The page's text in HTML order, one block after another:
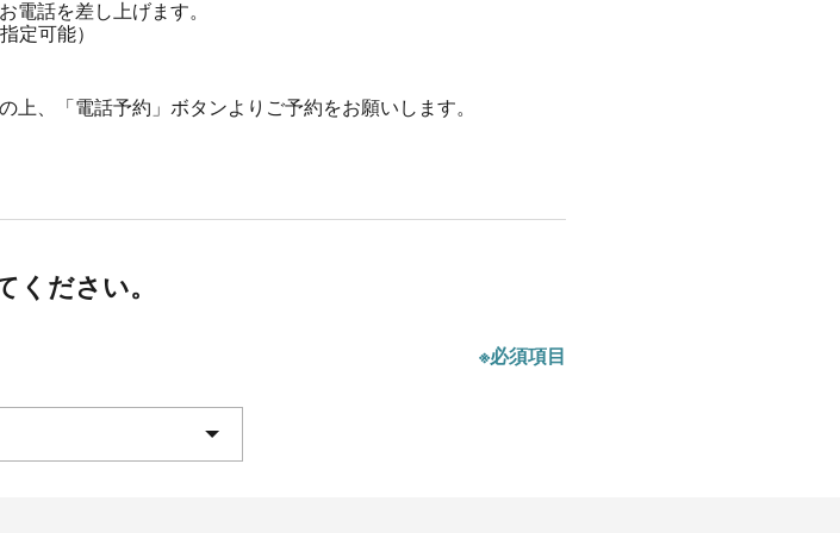
電話を差し上げます。
定可能）
、「電話予約」ボタンよりご予約をお願いします。
ください。
※必須項目